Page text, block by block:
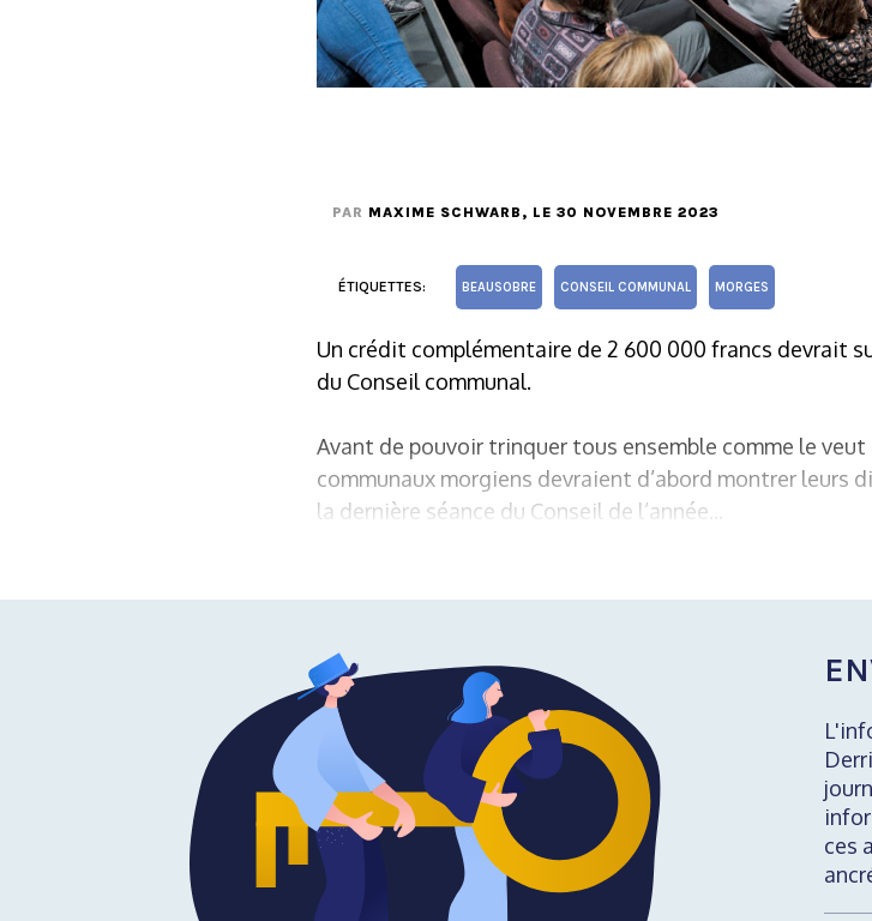
PAR MAXIME SCHWARB , LE 30 NOVEMBRE 2023
ÉTIQUETTES: BEAUSOBRE CONSEIL COMMUNAL MORGES
Un crédit complémentaire de 2 600 000 francs devrait
du Conseil communal.
Avant de pouvoir trinquer tous ensemble comme le
communaux morgiens devraient d’abord montrer leurs
la dernière séance du Conseil de l’année...
ces